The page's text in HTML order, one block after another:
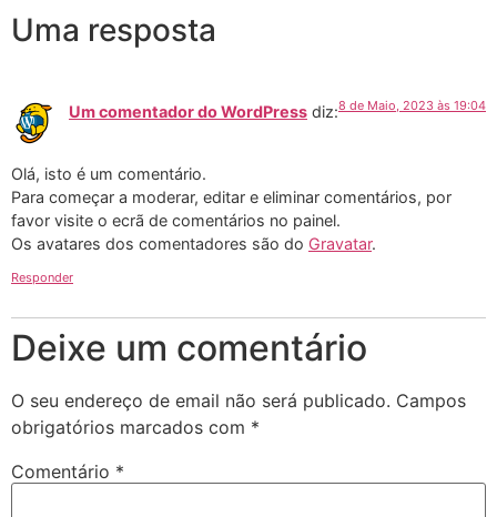
Uma resposta
Um comentador do WordPress diz:8 de Maio, 2023 às 19:04
Olá, isto é um comentário.
Para começar a moderar, editar e eliminar comentários, por
favor visite o ecrã de comentários no painel.
Os avatares dos comentadores são do Gravatar.
Responder
Deixe um comentário
O seu endereço de email não será publicado. Campos
obrigatórios marcados com *
Comentário *